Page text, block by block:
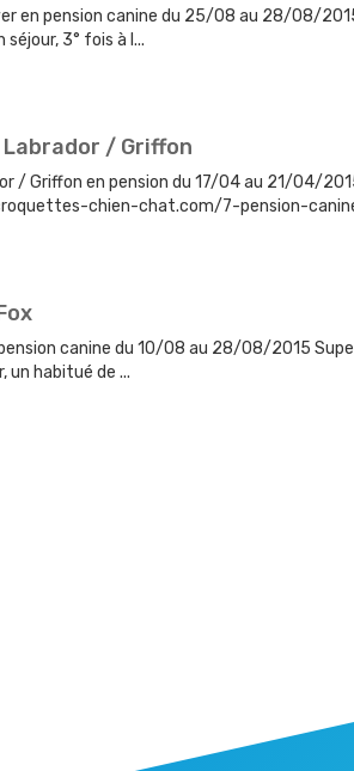
en pension canine du 25/08 au 28/08/
3° fois à l...
Labrador / Griffon
/ Griffon en pension du 17/04 au 21/04/
chien-chat.com/7-pension-
pension canine du 10/08 au 28/08/2015
un habitué de ...